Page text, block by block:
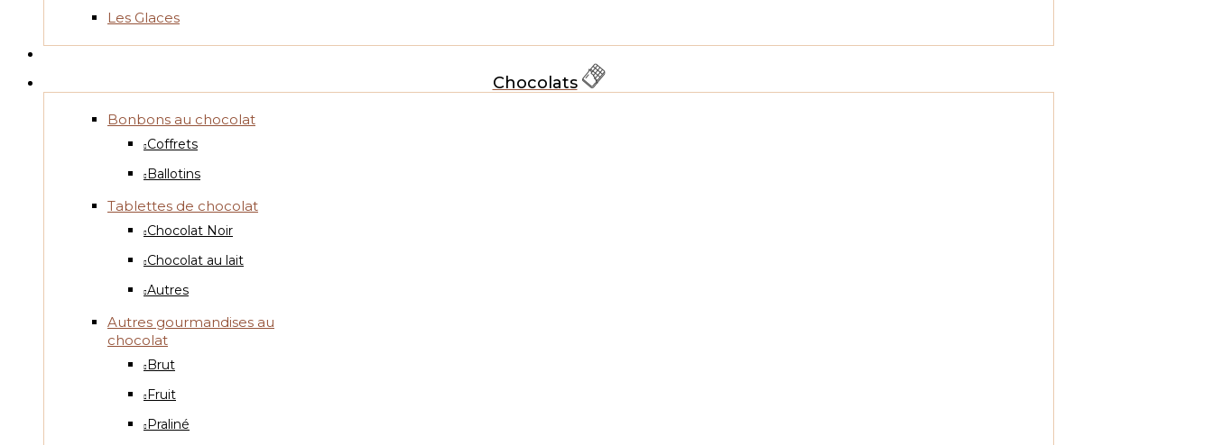
Les Glaces
Chocolats
Bonbons au chocolat
Coffrets
Ballotins
Tablettes de chocolat
Chocolat Noir
Chocolat au lait
Autres
Autres gourmandises au
chocolat
Brut
Fruit
Praliné